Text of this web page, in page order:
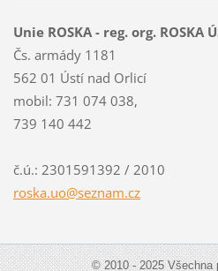
Unie ROSKA - reg. org. ROSKA
Čs. armády 1181
562 01 Ústí nad Orlicí
mobil: 731 074 038,
739 140 442
č.ú.: 2301591392 / 2010
roska.uo@seznam.cz
© 2010 - 2025 Všechna